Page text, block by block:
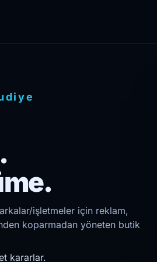
işletmeler için reklam,
koparmadan yöneten butik
kararlar.